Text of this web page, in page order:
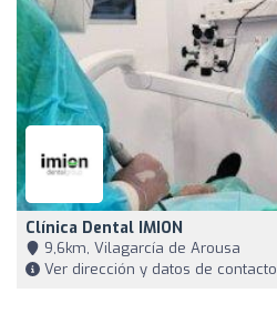
Clínica Dental IMION
9,6km, Vilagarcía de Arousa
Ver dirección y datos de contacto